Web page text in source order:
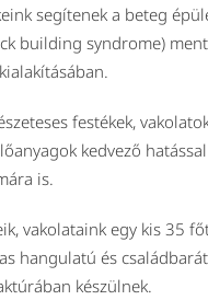
segítenek a beteg
building syndrome)
festékek,
kedvező
is.
vakolataink egy kis 35
hangulatú és családbarát
készülnek.